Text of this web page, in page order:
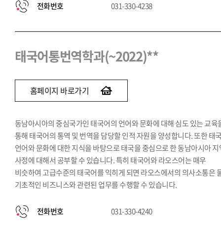
전화번호 031-330-4238
태국어통번역학과(~2022)**
홈페이지 바로가기
동남아시아의 중심국가인 태국어의 언어와 문화에 대해 심도 있는 교육
통해 태국어의 통역 및 번역을 담당할 인적 자원을 양성합니다. 또한 태
언어와 문화에 대한 지식을 바탕으로 태국을 중심으로 한 동남아시아
사정에 대해서 공부할 수 있습니다. 특히 태국어와 라오스어는 매우
비슷하여 고급수준의 태국어를 익히게 되면 라오스에서의 의사소통은
기초적인 비즈니스와 관련된 업무를 수행할 수 있습니다.
전화번호 031-330-4240